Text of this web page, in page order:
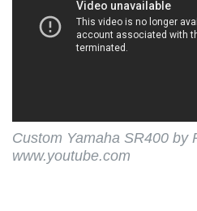
Custom Yamaha SR400 by
www.youtube.com